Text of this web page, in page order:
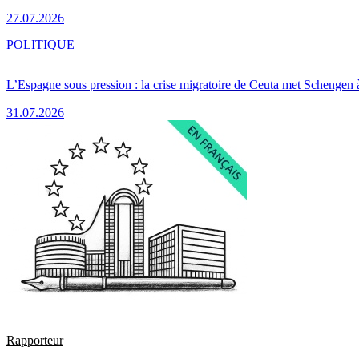
27.07.2026
L’Espagne sous pression : la crise migratoire de Ceuta met Schengen
31.07.2026
POLITIQUE
Rapporteur